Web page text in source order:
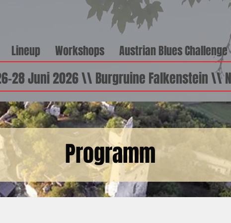
Lineup Workshops Austrian Blues Challenge
28 Juni 2026 \\ Burgruine Falkenstein \\
Programm